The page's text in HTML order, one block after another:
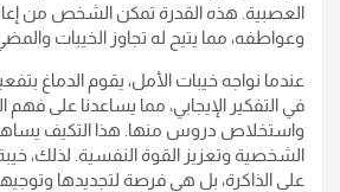
العصبية. هذه القدرة تمكن الشخص من
وعواطفه، مما يتيح له تجاوز الخيبات
عندما نواجه خيبات الأمل، يقوم الدماغ
في التفكير الإيجابي، مما يساعدنا على
واستخلاص دروس منها. هذا التكيف
الشخصية وتعزيز القوة النفسية. لذلك،
على الذاكرة، بل هي فرصة لتجديدها